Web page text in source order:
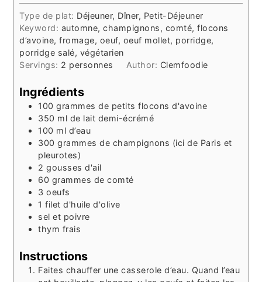
Type de plat: Déjeuner, Dîner, Petit-Déjeuner
Keyword: automne, champignons, comté, flocons
d’avoine, fromage, oeuf, oeuf mollet, porridge,
porridge salé, végétarien
Servings: 2 personnes Author: Clemfoodie
Ingrédients
100 grammes de petits flocons d'avoine
350 ml de lait demi-écrémé
100 ml d’eau
300 grammes de champignons (ici de Paris et
pleurotes)
2 gousses d'ail
60 grammes de comté
3 oeufs
1 filet d'huile d'olive
sel et poivre
thym frais
Instructions
Faites chauffer une casserole d’eau. Quand l’eau